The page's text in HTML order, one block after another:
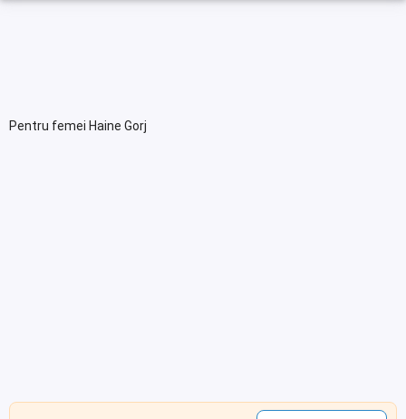
Pentru femei Haine Gorj